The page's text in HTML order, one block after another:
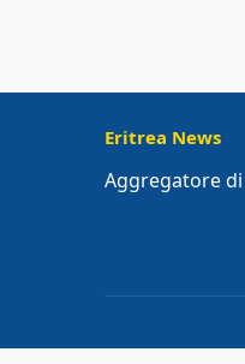
Eritrea News
Aggregatore